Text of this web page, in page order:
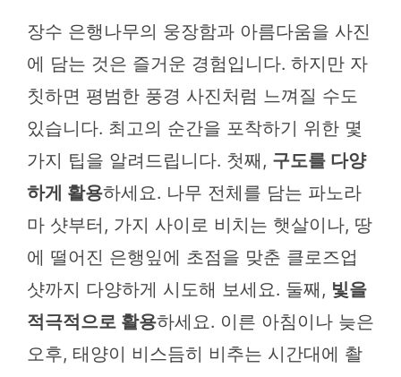
장수 은행나무의 웅장함과 아름다움을 사진
에 담는 것은 즐거운 경험입니다. 하지만 자
칫하면 평범한 풍경 사진처럼 느껴질 수도
있습니다. 최고의 순간을 포착하기 위한 몇
가지 팁을 알려드립니다. 첫째, 구도를 다양
하게 활용하세요. 나무 전체를 담는 파노라
마 샷부터, 가지 사이로 비치는 햇살이나, 땅
에 떨어진 은행잎에 초점을 맞춘 클로즈업
샷까지 다양하게 시도해 보세요. 둘째, 빛을
적극적으로 활용하세요. 이른 아침이나 늦은
오후, 태양이 비스듬히 비추는 시간대에 촬